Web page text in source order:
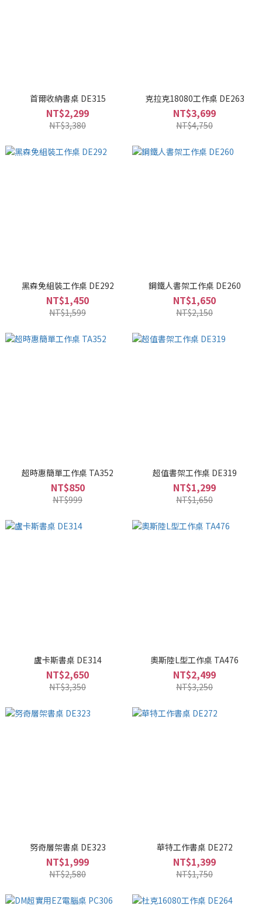
首爾收納書桌 DE315
NT$2,299
NT$3,380
克拉克18080工作桌 DE263
NT$3,699
NT$4,750
黑森免組裝工作桌 DE292
NT$1,450
NT$1,599
鋼鐵人書架工作桌 DE260
NT$1,650
NT$2,150
超時惠簡單工作桌 TA352
NT$850
NT$999
超值書架工作桌 DE319
NT$1,299
NT$1,650
盧卡斯書桌 DE314
NT$2,650
NT$3,350
奧斯陸L型工作桌 TA476
NT$2,499
NT$3,250
努奇層架書桌 DE323
NT$1,999
NT$2,580
華特工作書桌 DE272
NT$1,399
NT$1,750